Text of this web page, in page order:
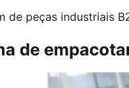
de peças industriais
de